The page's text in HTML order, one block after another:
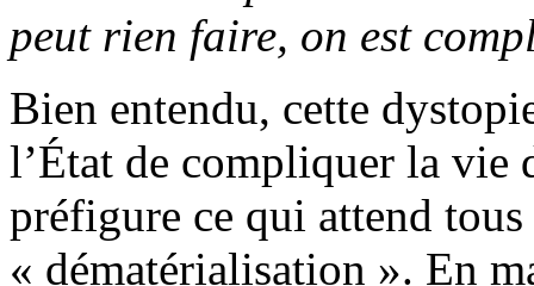
peut rien faire, on est
Bien entendu, cette
l’État de compliquer la vie
préfigure ce qui attend
« dématérialisation ». En